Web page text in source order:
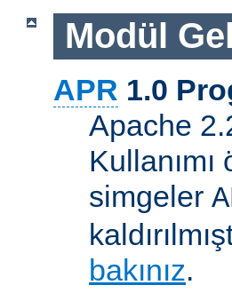
Modül
APR 1.0
Apache
simgeler
bakınız.